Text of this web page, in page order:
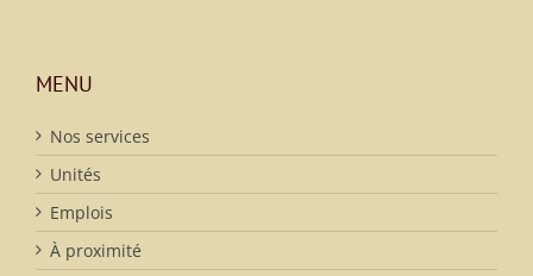
MENU
Nos services
Unités
Emplois
À proximité